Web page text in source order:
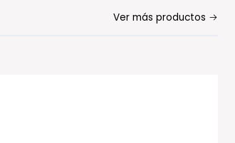
Ver más productos